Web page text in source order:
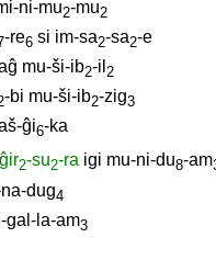
ni-mu2-mu2
-re6 si im-sa2-sa2-e
mu-ši-ib2-il 2
-bi mu-ši-ib2-zig3
ĝi6-ka
2-su2-ra igi mu-ni-du8-am
dug4
gal-la-am3